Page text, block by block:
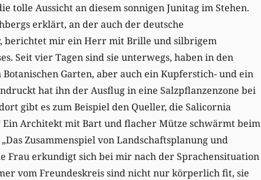
tolle Aussicht an diesem sonnigen Junitag im Stehen.
erklärt, an der auch der deutsche
berichtet mir ein Herr mit Brille und silbrigem
Seit vier Tagen sind sie unterwegs, haben in den
Garten, aber auch ein Kupferstich- und ein
hat ihn der Ausflug in eine Salzpflanzenzone bei
gibt es zum Beispiel den Queller, die Salicornia
Architekt mit Bart und flacher Mütze schwärmt beim
Zusammenspiel von Landschaftsplanung und
Frau erkundigt sich bei mir nach der Sprachensituation
vom Freundeskreis sind nicht nur körperlich fit, sie